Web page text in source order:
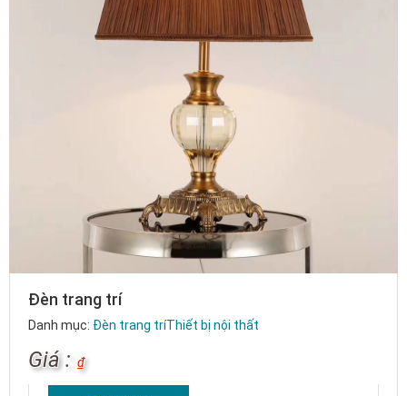
Đèn trang trí
Danh mục: Đèn trang tríThiết bị nội thất
Giá : ₫